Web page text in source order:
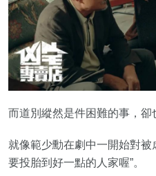
而道別縱然是件困難的事，卻
就像範少勳在劇中一開始對
要投胎到好一點的人家喔”。